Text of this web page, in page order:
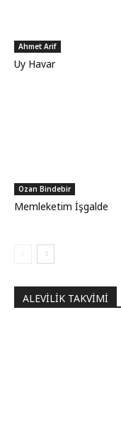
Ahmet Arif
Uy Havar
Ozan Bindebir
Memleketim İşgalde
ALEVILIK TAKVIMI